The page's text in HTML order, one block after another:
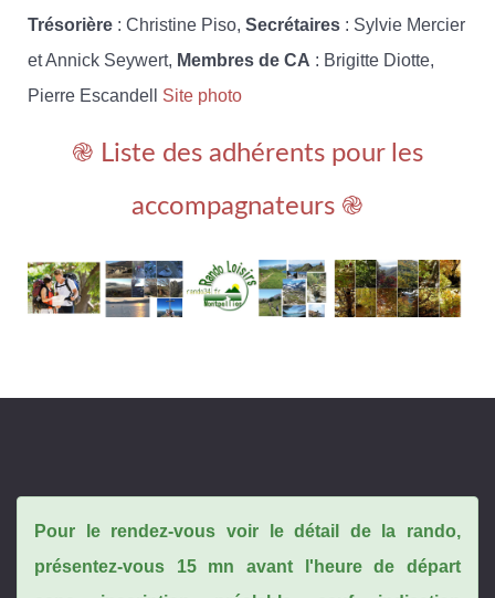
Trésorière : Christine Piso, Secrétaires : Sylvie Mercier
et Annick Seywert, Membres de CA : Brigitte Diotte,
Pierre Escandell Site photo
֎ Liste des adhérents pour les
accompagnateurs ֎
Pour le rendez-vous voir le détail de la rando,
présentez-vous 15 mn avant l'heure de départ